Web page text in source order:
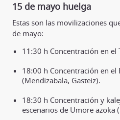
15 de mayo huelga
Estas son las movilizaciones
de mayo:
11:30 h Concentración en el
18:00 h Concentración en el
(Mendizabala, Gasteiz).
18:30 h Concentración y
escenarios de Umore azoka